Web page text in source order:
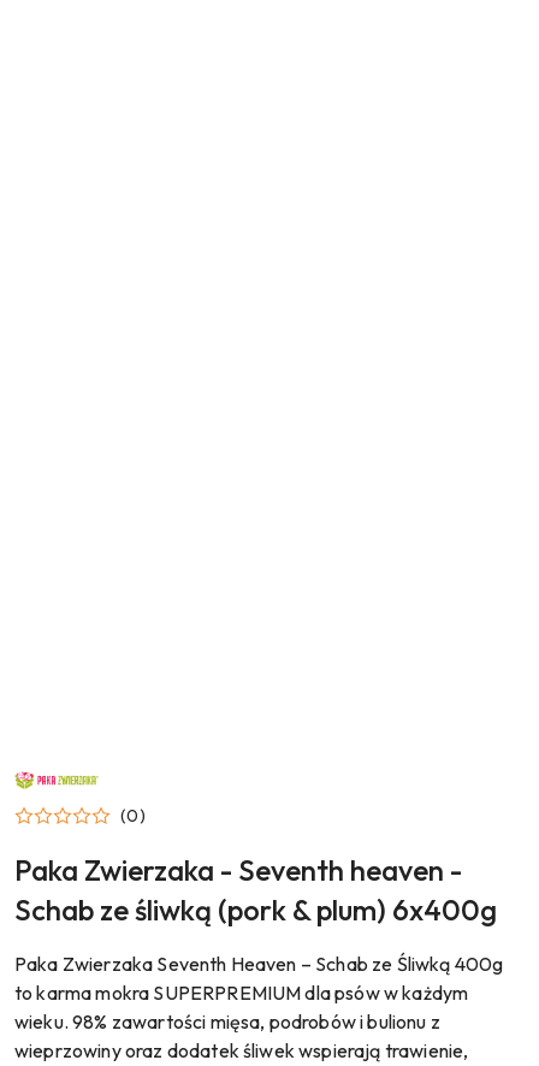
NAZWA
PRODUCENTA:
PAKA
ZWIERZAKA (0)
Paka Zwierzaka - Seventh heaven -
Schab ze śliwką (pork & plum) 6x400g
Paka Zwierzaka Seventh Heaven – Schab ze Śliwką 400g
to karma mokra SUPERPREMIUM dla psów w każdym
wieku. 98% zawartości mięsa, podrobów i bulionu z
wieprzowiny oraz dodatek śliwek wspierają trawienie,